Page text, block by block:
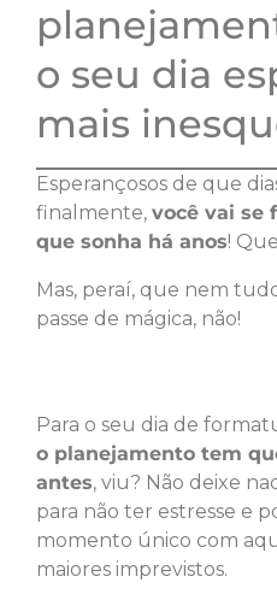
o seu dia
mais
Esperançosos de que
finalmente, você vai se
que sonha há anos!
Mas, peraí, que nem
passe de mágica, não!
Para o seu dia de
o planejamento tem
antes, viu? Não deixe
para não ter estresse e
momento único com
maiores imprevistos.